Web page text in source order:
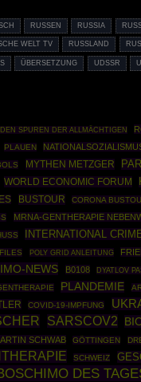
RUSSEN RUSSIA
WELT TV RUSSLAND
ÜBERSETZUNG UDSSR
SPUREN DER ALLMÄCHTIGEN
PLAUEN
MYTHEN METZGER
WORLD ECONOMIC FORUM
BUSTOUR CORONA
MRNA-GENTHERAPIE
INTERNATIONAL
POLY GRID ANLEITUNG
NEWS B0108 DYATLOV
PLANDEMIE
COVID-19-IMPFUNG
SARSCOV2
SCHWAB GÖTTINGEN
SCHWEIZ
DES